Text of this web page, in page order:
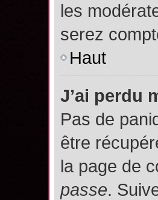
les
serez
Haut
J’ai perdu
Pas de
être
la page de
passe.